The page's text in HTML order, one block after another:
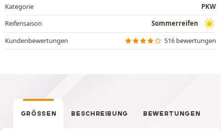
Kategorie
PKW
Reifensaison
Sommerreifen
Kundenbewertungen
516 bewertungen
GRÖSSEN BESCHREIBUNG BEWERTUNGEN